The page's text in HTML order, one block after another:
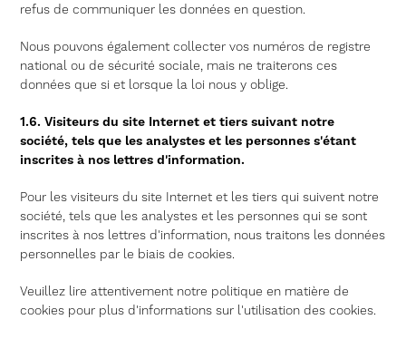
refus de communiquer les données en question.
Nous pouvons également collecter vos numéros de registre
national ou de sécurité sociale, mais ne traiterons ces
données que si et lorsque la loi nous y oblige.
1.6. Visiteurs du site Internet et tiers suivant notre
société, tels que les analystes et les personnes s'étant
inscrites à nos lettres d'information.
Pour les visiteurs du site Internet et les tiers qui suivent notre
société, tels que les analystes et les personnes qui se sont
inscrites à nos lettres d'information, nous traitons les données
personnelles par le biais de cookies.
Veuillez lire attentivement notre politique en matière de
cookies pour plus d'informations sur l'utilisation des cookies.